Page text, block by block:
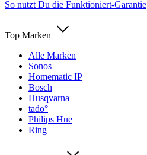
So nutzt Du die Funktioniert-Garantie
Top Marken
Alle Marken
Sonos
Homematic IP
Bosch
Husqvarna
tado°
Philips Hue
Ring